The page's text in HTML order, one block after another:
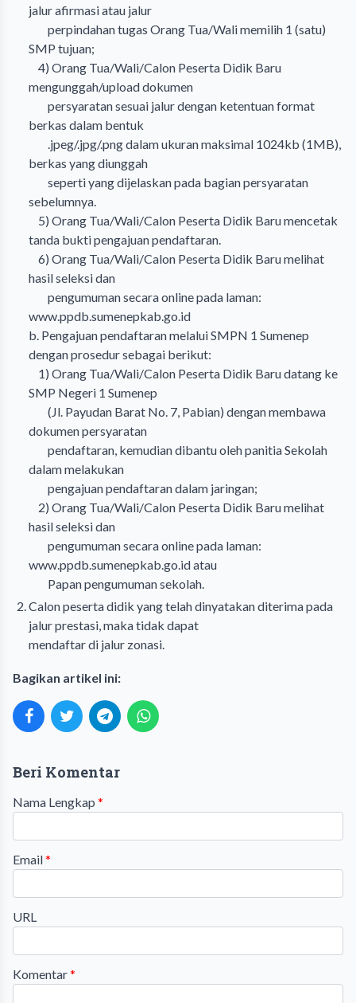
jalur afirmasi atau jalur
perpindahan tugas Orang Tua/Wali memilih 1 (satu)
SMP tujuan;
4) Orang Tua/Wali/Calon Peserta Didik Baru
mengunggah/upload dokumen
persyaratan sesuai jalur dengan ketentuan format
berkas dalam bentuk
.jpeg/.jpg/.png dalam ukuran maksimal 1024kb (1MB),
berkas yang diunggah
seperti yang dijelaskan pada bagian persyaratan
sebelumnya.
5) Orang Tua/Wali/Calon Peserta Didik Baru mencetak
tanda bukti pengajuan pendaftaran.
6) Orang Tua/Wali/Calon Peserta Didik Baru melihat
hasil seleksi dan
pengumuman secara online pada laman:
www.ppdb.sumenepkab.go.id
b. Pengajuan pendaftaran melalui SMPN 1 Sumenep
dengan prosedur sebagai berikut:
1) Orang Tua/Wali/Calon Peserta Didik Baru datang ke
SMP Negeri 1 Sumenep
(Jl. Payudan Barat No. 7, Pabian) dengan membawa
dokumen persyaratan
pendaftaran, kemudian dibantu oleh panitia Sekolah
dalam melakukan
pengajuan pendaftaran dalam jaringan;
2) Orang Tua/Wali/Calon Peserta Didik Baru melihat
hasil seleksi dan
pengumuman secara online pada laman:
www.ppdb.sumenepkab.go.idatau
Papan pengumuman sekolah.
Calon peserta didik yang telah dinyatakan diterima pada
jalur prestasi, maka tidak dapat
mendaftar di jalur zonasi.
Bagikan artikel ini:
Beri Komentar
Nama Lengkap *
Email*
URL
Komentar*